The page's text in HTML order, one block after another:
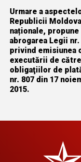
Urmare a
Republicii
naționale,
abrogarea Legii
privind emisiunea
executării de
obligaţiilor de
nr. 807 din 17
2015.